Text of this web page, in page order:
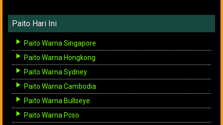
Paito Hari Ini
Paito Warna Singapore
Paito Warna Hongkong
Paito Warna Sydney
Paito Warna Cambodia
Paito Warna Bullseye
Paito Warna Pcso